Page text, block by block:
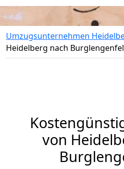
Umzugsunternehmen
Heidelberg nach
von